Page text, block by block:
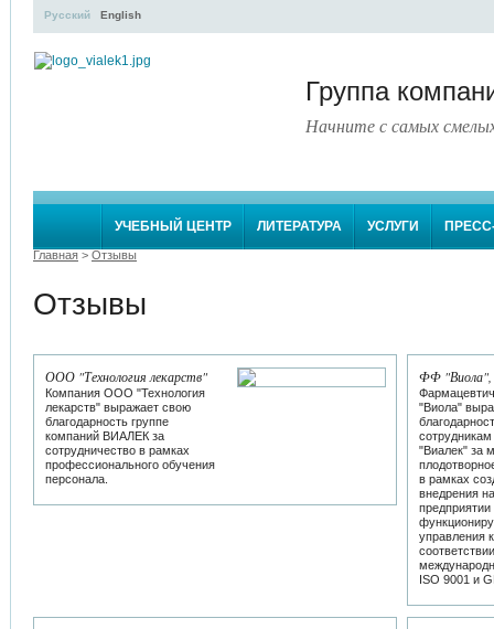
Группа
Начните с самых
Русский English
УЧЕБНЫЙ ЦЕНТР ЛИТЕРАТУРА УСЛУГИ
Главная > Отзывы
Отзывы
ООО "Технология лекарств"
Компания ООО "Технология
лекарств" выражает свою
благодарность группе
компаний ВИАЛЕК за
сотрудничество в рамках
профессионального обучения
персонала.
ФФ "Виола",
"Виола"
"Виалек" за
в рамках
внедрения
предприятии
управления
ISO 9001 и